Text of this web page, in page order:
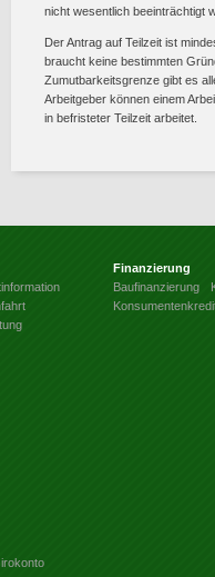
nicht wesentlich beeinträchtigt
Der Antrag auf Teilzeit ist
braucht keine bestimmten
Zumutbarkeitsgrenze gibt es
Arbeitgeber können einem
in befristeter Teilzeit arbeitet.
Finanzierung
Baufinanzierung